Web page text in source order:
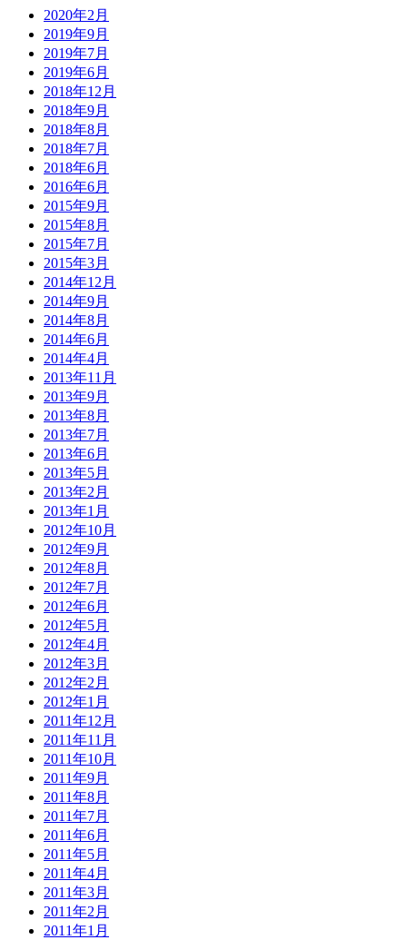
2020年2月
2019年9月
2019年7月
2019年6月
2018年12月
2018年9月
2018年8月
2018年7月
2018年6月
2016年6月
2015年9月
2015年8月
2015年7月
2015年3月
2014年12月
2014年9月
2014年8月
2014年6月
2014年4月
2013年11月
2013年9月
2013年8月
2013年7月
2013年6月
2013年5月
2013年2月
2013年1月
2012年10月
2012年9月
2012年8月
2012年7月
2012年6月
2012年5月
2012年4月
2012年3月
2012年2月
2012年1月
2011年12月
2011年11月
2011年10月
2011年9月
2011年8月
2011年7月
2011年6月
2011年5月
2011年4月
2011年3月
2011年2月
2011年1月